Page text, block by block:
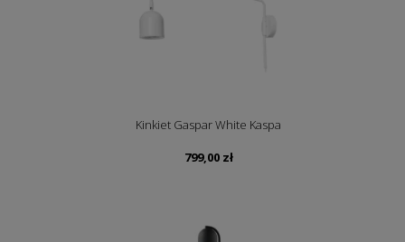
Kinkiet Gaspar White Kaspa
799,00 zł